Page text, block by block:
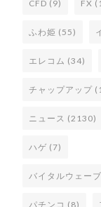
CFD (9) FX
ふわ姫 (55)
エレコム (34)
チャップアップ
ニュース (2130)
ハゲ (7)
バイタルウェー
パチンコ (8)